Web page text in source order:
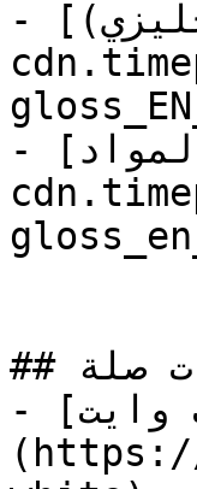
- [المواصفات الفنية (انجليزي)](https://store-
- [وثيقة بيانات سلامة المواد](https://store-
## منتجات ذات صلة
- [تايم توب وايت]